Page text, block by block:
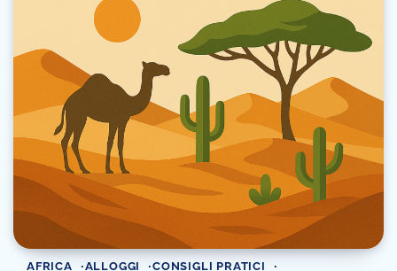
AFRICA ALLOGGI CONSIGLI PRATICI